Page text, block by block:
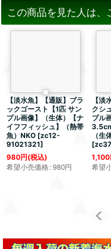
この商品を見た人は、
【淡水魚】【通販】ブラ
ックゴースト【1匹 サン
プル画像】（生体）【ナ
イフフィッシュ】（熱帯
魚）NKO [zc12-
91021321]
980円(税込)
希望小売価格: 980円
【淡
クシ
プル
（生
[
1,100
希望